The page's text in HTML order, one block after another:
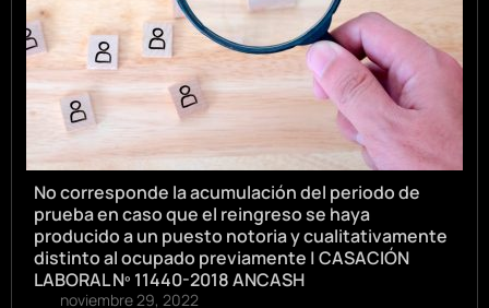
No corresponde la acumulación del periodo de
prueba en caso que el reingreso se haya
producido a un puesto notoria y cualitativamente
distinto al ocupado previamente | CASACIÓN
LABORAL Nº 11440-2018 ANCASH
noviembre 29, 2022